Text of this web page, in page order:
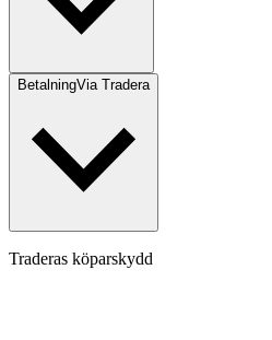
BetalningVia Tradera
Traderas köparskydd